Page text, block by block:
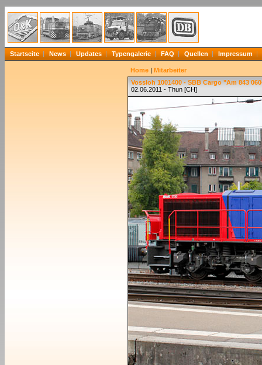
Startseite News Updates Typengalerie FAQ Quellen Impressum
Home | Mitarbeiter
Vossloh 1001400 - SBB Cargo "Am 843
02.06.2011 - Thun [CH]